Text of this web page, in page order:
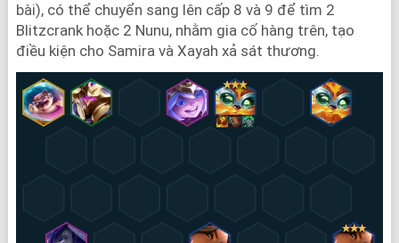
bài), có thể chuyển sang lên cấp 8 và 9 để tìm 2
Blitzcrank hoặc 2 Nunu, nhằm gia cố hàng trên, tạo
điều kiện cho Samira và Xayah xả sát thương.